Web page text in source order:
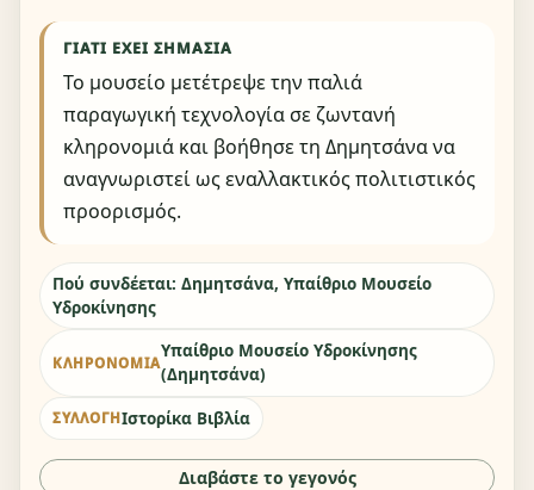
ΓΙΑΤΊ ΈΧΕΙ ΣΗΜΑΣΊΑ
Το μουσείο μετέτρεψε την παλιά
παραγωγική τεχνολογία σε ζωντανή
κληρονομιά και βοήθησε τη Δημητσάνα να
αναγνωριστεί ως εναλλακτικός πολιτιστικός
προορισμός.
Πού συνδέεται: Δημητσάνα, Υπαίθριο Μουσείο
Υδροκίνησης
ΚΛΗΡΟΝΟΜΙΆ
Υπαίθριο Μουσείο Υδροκίνησης
(Δημητσάνα)
ΣΥΛΛΟΓΉΙστορίκα Βιβλία
Διαβάστε το γεγονός